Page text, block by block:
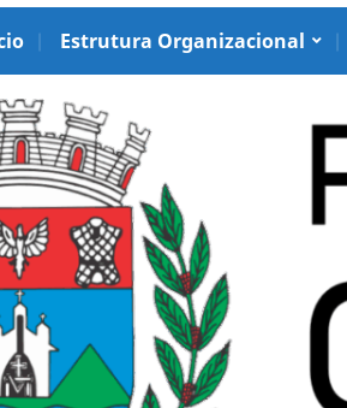
Estrutura Organizacional